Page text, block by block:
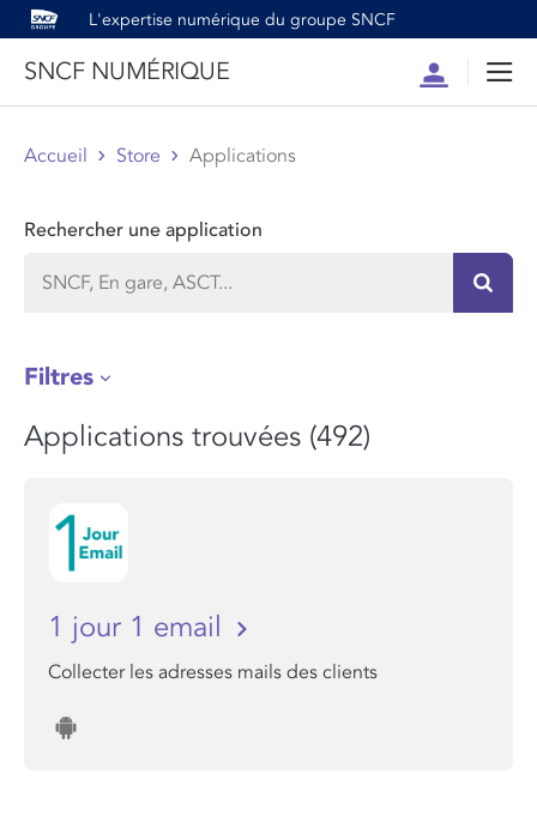
L'expertise numérique du groupe SNCF
SNCF NUMÉRIQUE
Compte
Accueil Store Applications
Rechercher une application
Filtres
Applications trouvées (492)
1 jour 1 email
Collecter les adresses mails des clients